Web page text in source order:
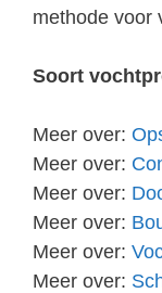
methode voor
Soort
Meer over:
Meer over:
Meer over:
Meer over:
Meer over:
Meer over: